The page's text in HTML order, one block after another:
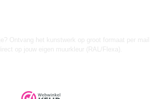
Ontvang het kunstwerk op groot formaat per mail
op jouw eigen muurkleur (RAL/Flexa).